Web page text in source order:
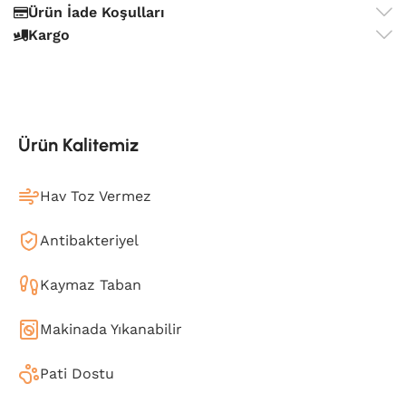
Ürün İade Koşulları
Kargo
Ürün Kalitemiz
Hav Toz Vermez
Antibakteriyel
Kaymaz Taban
Makinada Yıkanabilir
Pati Dostu